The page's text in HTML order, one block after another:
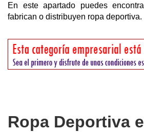
En este apartado puedes
fabrican o distribuyen ropa deportiva.
Ropa Deportiva